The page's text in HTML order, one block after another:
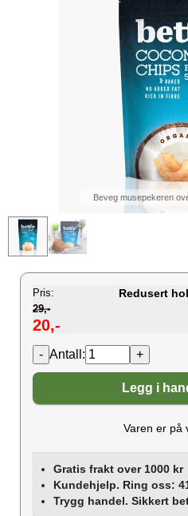
Beveg musepekeren
Pris: Redusert
29,-
20,-
Antall:
Legg i
Varen er på
Gratis frakt over 1000 kr
Kundehjelp. Ring oss:
Trygg handel. Sikkert